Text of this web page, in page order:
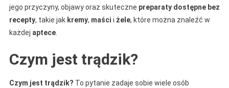
jego przyczyny, objawy oraz skuteczne preparaty dostępne bez
recepty, takie jak kremy, maści i żele, które można znaleźć w
każdej aptece.
Czym jest trądzik?
Czym jest trądzik? To pytanie zadaje sobie wiele osób